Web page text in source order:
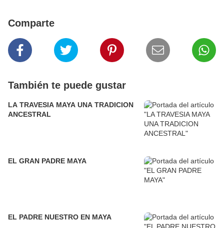
Comparte
También te puede gustar
LA TRAVESIA MAYA UNA TRADICION
ANCESTRAL
EL GRAN PADRE MAYA
EL PADRE NUESTRO EN MAYA